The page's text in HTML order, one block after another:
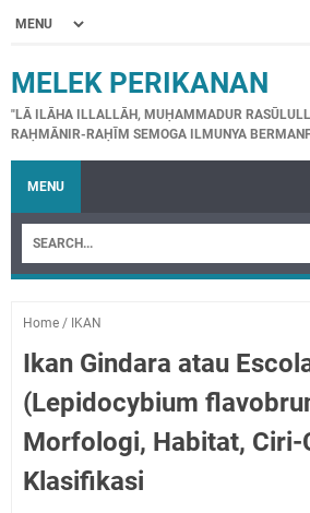
MELEK PERIKANAN
"LĀ ILĀHA ILLALLĀH, MUḤAMMADUR
RAḤMĀNIR-RAḤĪM SEMOGA ILMUNYA
MENU
Home / IKAN
Ikan Gindara atau
(Lepidocybium
Morfologi, Habitat, Ciri-
Klasifikasi